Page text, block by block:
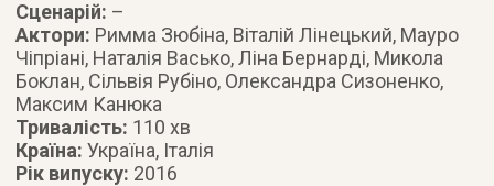
Сценарій: –
Актори: Римма Зюбіна, Віталій Лінецький, Мауро
Чіпріані, Наталія Васько, Ліна Бернарді, Микола
Боклан, Сільвія Рубіно, Олександра Сизоненко,
Максим Канюка
Тривалість: 110 хв
Країна:Україна, Італія
Рік випуску: 2016